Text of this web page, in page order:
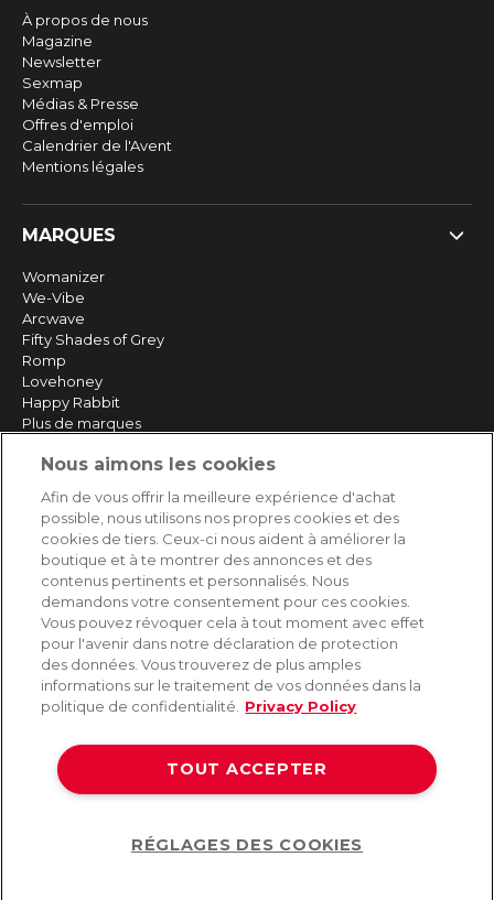
À propos de nous
Magazine
Newsletter
Sexmap
Médias & Presse
Offres d'emploi
Calendrier de l'Avent
Mentions légales
MARQUES
Womanizer
We-Vibe
Arcwave
Fifty Shades of Grey
Romp
Lovehoney
Happy Rabbit
Plus de marques
SERVICE
Livraison rapide et gratuite
Retours & remboursements
Paiement sécurisé
AIDE
Contact
Livraison et expédition
Foire aux questions
Protection des données
Nous aimons les cookies
Afin de vous offrir la meilleure expérience d'achat
possible, nous utilisons nos propres cookies et des
cookies de tiers. Ceux-ci nous aident à améliorer la
boutique et à te montrer des annonces et des
contenus pertinents et personnalisés. Nous
demandons votre consentement pour ces cookies.
Vous pouvez révoquer cela à tout moment avec effet
pour l'avenir dans notre déclaration de protection
des données. Vous trouverez de plus amples
informations sur le traitement de vos données dans la
politique de confidentialité.
Privacy Policy
TOUT ACCEPTER
RÉGLAGES DES COOKIES